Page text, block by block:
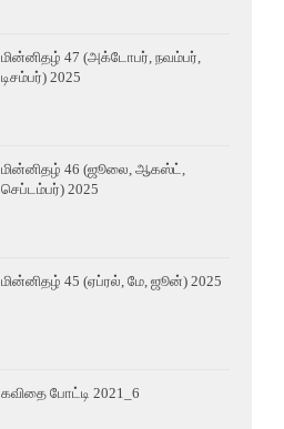
மின்னிதழ் 47 (அக்டோபர், நவம்பர்,
டிசம்பர்) 2025
மின்னிதழ் 46 (ஜூலை, ஆகஸ்ட்,
செப்டம்பர்) 2025
மின்னிதழ் 45 (ஏப்ரல், மே, ஜூன்) 2025
கவிதை போட்டி 2021_6